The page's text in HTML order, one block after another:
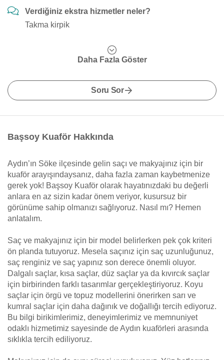
Verdiğiniz ekstra hizmetler neler?
Takma kirpik
Daha Fazla Göster
Soru Sor
Başsoy Kuaför Hakkında
Aydın’ın Söke ilçesinde gelin saçı ve makyajınız için bir
kuaför arayışındaysanız, daha fazla zaman kaybetmenize
gerek yok! Başsoy Kuaför olarak hayatınızdaki bu değerli
anlara en az sizin kadar önem veriyor, kusursuz bir
görünüme sahip olmanızı sağlıyoruz. Nasıl mı? Hemen
anlatalım.
Saç ve makyajınız için bir model belirlerken pek çok kriteri
ön planda tutuyoruz. Mesela saçınız için saç uzunluğunuz,
saç renginiz ve saç yapınız son derece önemli oluyor.
Dalgalı saçlar, kısa saçlar, düz saçlar ya da kıvırcık saçlar
için birbirinden farklı tasarımlar gerçekleştiriyoruz. Koyu
saçlar için örgü ve topuz modellerini önerirken sarı ve
kumral saçlar için daha dağınık ve doğallığı tercih ediyoruz.
Bu bilgi birikimlerimiz, deneyimlerimiz ve memnuniyet
odaklı hizmetimiz sayesinde de Aydın kuaförleri arasında
sıklıkla tercih ediliyoruz.